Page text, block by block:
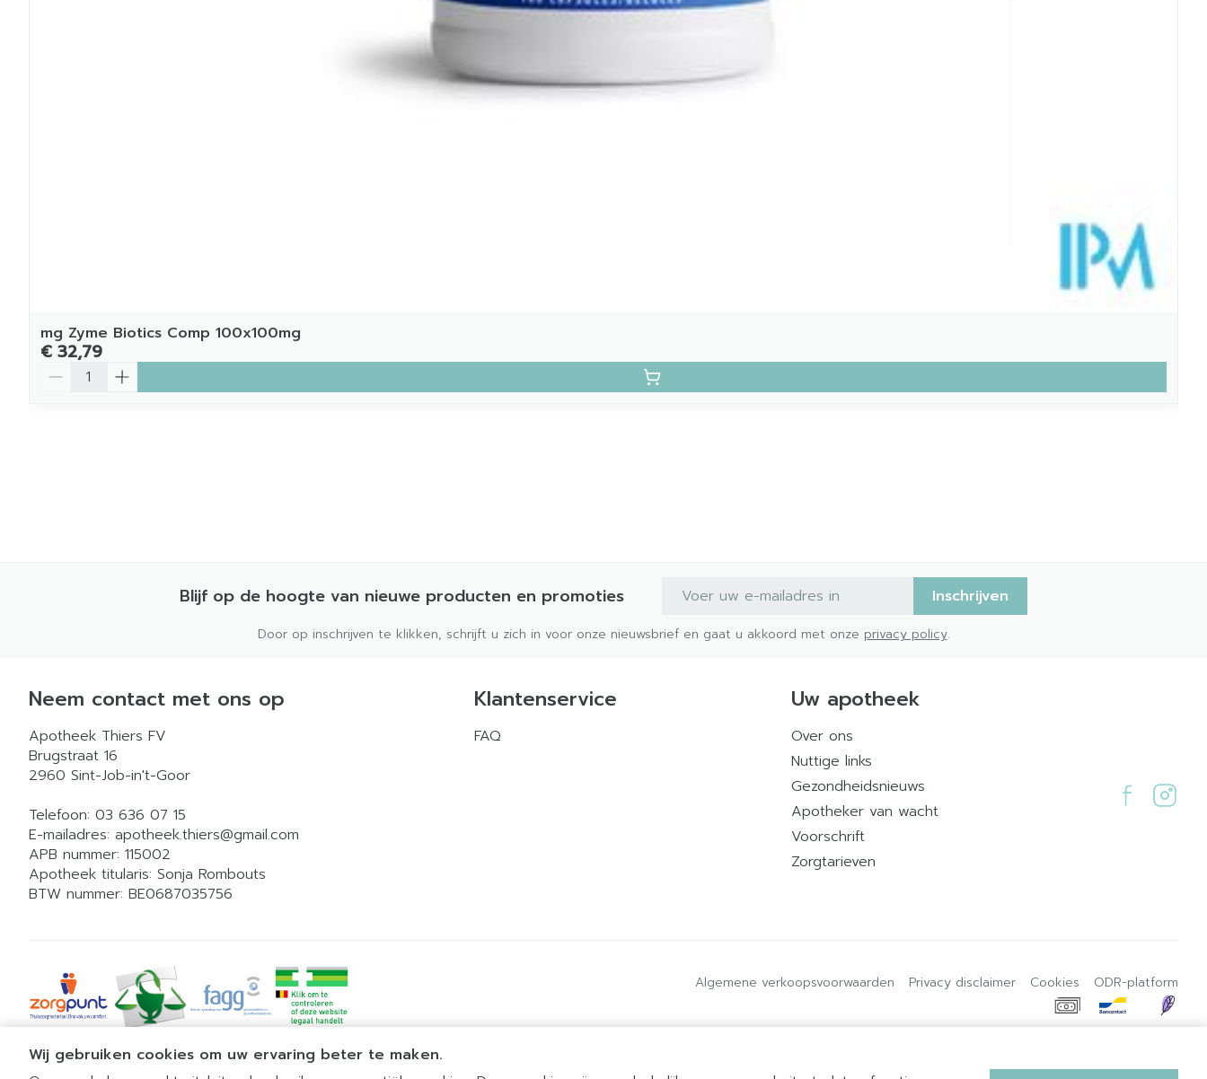
Wij gebruiken cookies om uw ervaring beter te maken.
mg Zyme Biotics Comp 100x100mg
€ 32,79
Blijf op de hoogte van nieuwe producten en promoties Inschrijven
Door op inschrijven te klikken, schrijft u zich in voor onze nieuwsbrief en gaat u akkoord met onze privacy policy.
Neem contact met ons op
Apotheek Thiers FV
Brugstraat 16
2960 Sint-Job-in't-Goor
Telefoon: 03 636 07 15
E-mailadres: apotheek.thiers@gmail.com
APB nummer: 115002
Apotheek titularis: Sonja Rombouts
BTW nummer: BE0687035756
Klantenservice
FAQ
Uw apotheek
Over ons
Nuttige links
Gezondheidsnieuws
Apotheker van wacht
Voorschrift
Zorgtarieven
Algemene verkoopsvoorwaarden Privacy disclaimer Cookies ODR-platform